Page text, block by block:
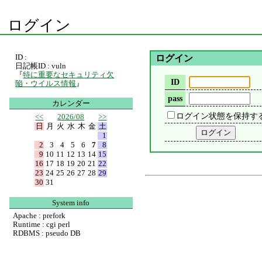
ログイン
ログイン
ID
pass
ログイン状態を保持す
ID :
日記帳ID : vuln
『特に重要なセキュリティ欠
陥・ウイルス情報 』
カレンダー
<<
2026/08
>>
日
月 火 水 木 金 土
1
2
3 4 5 6 7
8
9 10 11 12 13 14 15
16 17 18 19 20 21 22
23 24 25 26 27 28 29
30 31
System info
Apache : prefork
Runtime : cgi perl
RDBMS : pseudo DB